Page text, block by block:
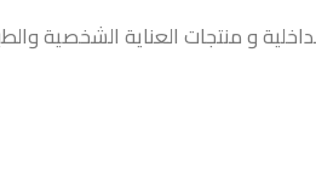
و منتجات العناية الشخصية